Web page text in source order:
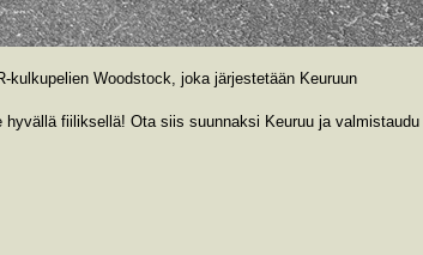
kulkupelien Woodstock, joka järjestetään Keuruun
fiiliksellä! Ota siis suunnaksi Keuruu ja valmistaudu